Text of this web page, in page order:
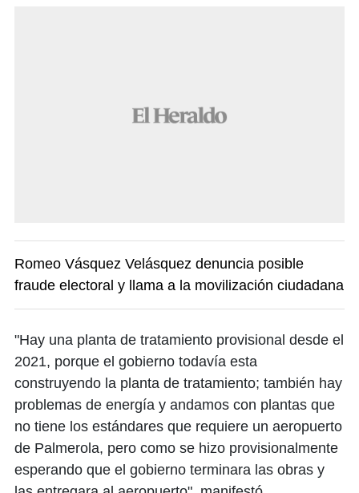
Romeo Vásquez Velásquez denuncia posible
fraude electoral y llama a la movilización ciudadana
"Hay una planta de tratamiento provisional desde el
2021, porque el gobierno todavía esta
construyendo la planta de tratamiento; también hay
problemas de energía y andamos con plantas que
no tiene los estándares que requiere un aeropuerto
de Palmerola, pero como se hizo provisionalmente
esperando que el gobierno terminara las obras y